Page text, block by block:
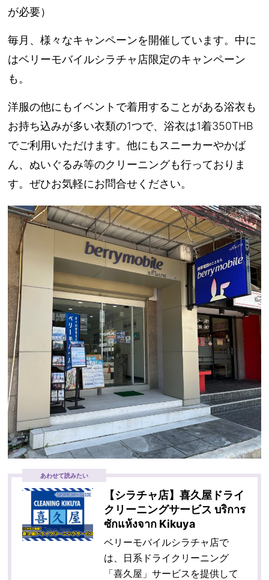
が必要）
毎月、様々なキャンペーンを開催しています。中に
はベリーモバイルシラチャ店限定のキャンペーン
も。
洋服の他にもイベントで着用することがある浴衣も
お持ち込みが多い衣類の1つで、浴衣は1着350THB
でご利用いただけます。他にもスニーカーやかば
ん、ぬいぐるみ等のクリーニングも行っておりま
す。ぜひお気軽にお問合せください。
あわせて読みたい
【シラチャ店】喜久屋ドライ
クリーニングサービス บริการ
ซักแห้งจาก Kikuya
ベリーモバイルシラチャ店で
は、日系ドライクリーニング
「喜久屋」サービスを提供して